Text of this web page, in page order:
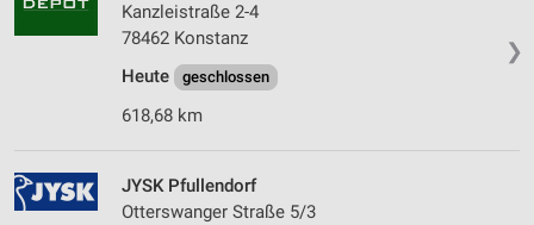
❯
Kanzleistraße 2-4
78462 Konstanz
Heute
geschlossen
618,68 km
JYSK Pfullendorf
Otterswanger Straße 5/3